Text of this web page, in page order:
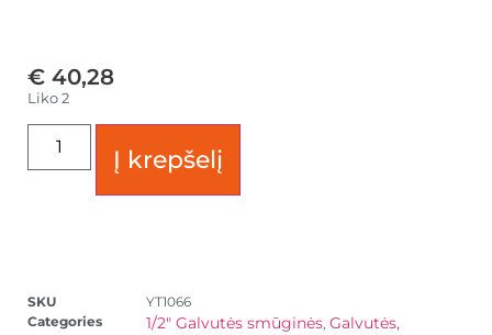
€ 40,28
Liko 2
Į krepšelį
SKU
YT1066
Categories
1/2" Galvutės smūginės, Galvutės,